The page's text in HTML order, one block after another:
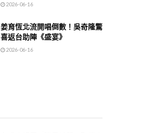
2026-06-16
姜育恆北流開唱倒數！吳奇隆驚
喜返台助陣《盛宴》
2026-06-16